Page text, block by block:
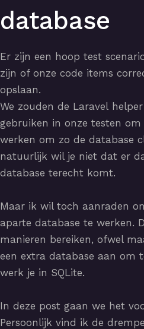
database
Er zijn een hoop test
zijn of onze code items
opslaan.
We zouden de Laravel
gebruiken in onze testen
werken om zo de database
natuurlijk wil je niet dat er
database terecht komt.
Maar ik wil toch aanraden
aparte database te werken.
manieren bereiken, ofwel
een extra database aan om
werk je in SQLite.
In deze post gaan we het
Persoonlijk vind ik de